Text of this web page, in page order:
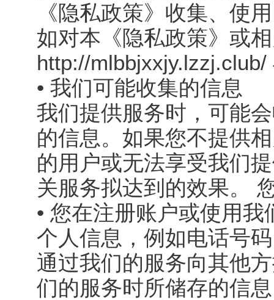
《隐私政策》收集、使
如对本《隐私政策》或
http://
• 我们可能收集的信息
我们提供服务时，可能
的信息。如果您不提供
的用户或无法享受我们
关服务拟达到的效果。
• 您在注册账户或使用
个人信息，例如电话号
通过我们的服务向其他
们的服务时所储存的信